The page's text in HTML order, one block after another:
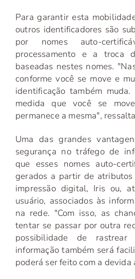
Para garantir esta
outros identificadores são
por nomes auto-
processamento e a troca
baseadas nestes nomes.
conforme você se move e
identificação também
medida que você se
permanece a mesma",
Uma das grandes
segurança no tráfego de
que esses nomes auto-
gerados a partir de atributos
impressão digital, Iris ou,
usuário, associados às
na rede. "Com isso, as
tentar se passar por outra
possibilidade de
informação também será
poderá ser feito com a devida